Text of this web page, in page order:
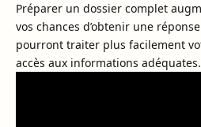
Préparer un dossier complet
vos chances d’obtenir une
pourront traiter plus facilement
accès aux informations adéquates.